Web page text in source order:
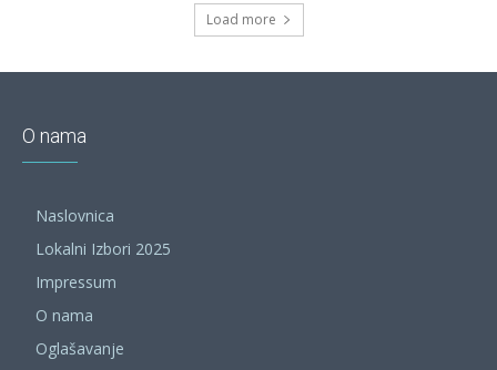
Load more
O nama
Naslovnica
Lokalni Izbori 2025
Impressum
O nama
Oglašavanje